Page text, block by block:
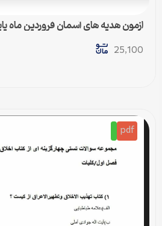
ازمون هدیه های آسمان فروردین ماه پایه پنجم ابتدایی
25,100
pdf